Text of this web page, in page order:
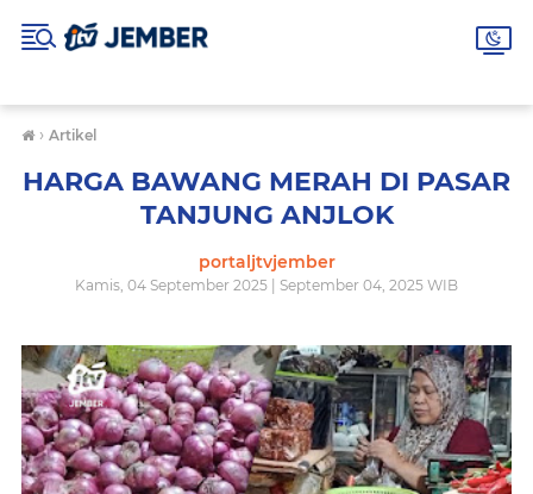
› Artikel
HARGA BAWANG MERAH DI PASAR
TANJUNG ANJLOK
portaljtvjember
Kamis, 04 September 2025 | September 04, 2025 WIB